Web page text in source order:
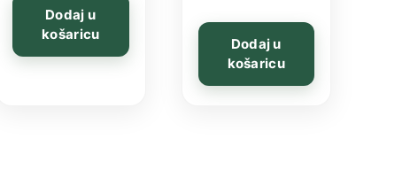
Dodaj u
košaricu
Dodaj u
košaricu